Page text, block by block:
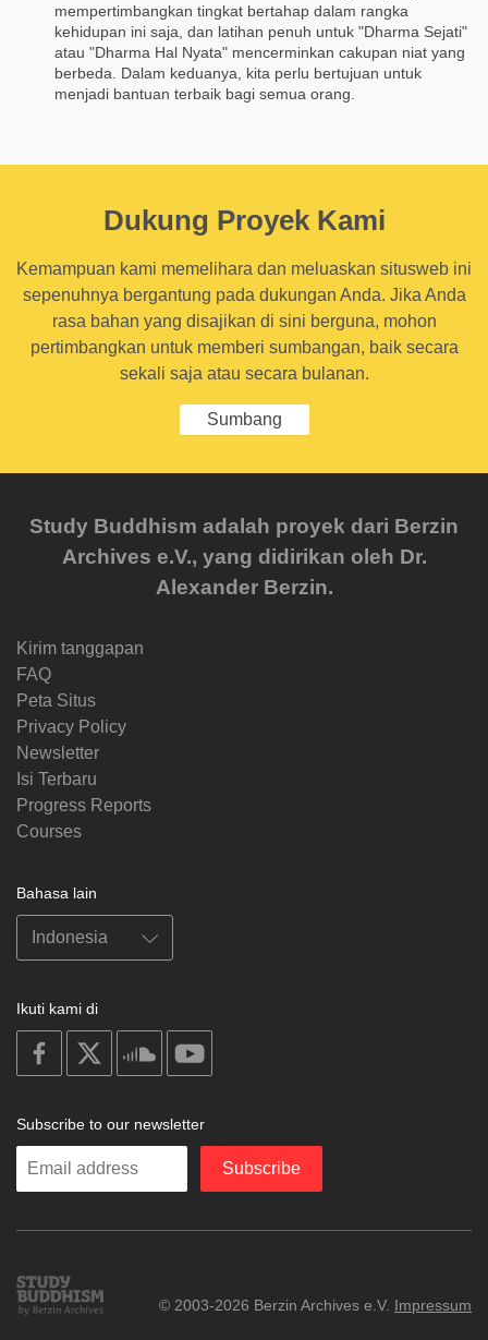
mempertimbangkan tingkat bertahap dalam rangka
kehidupan ini saja, dan latihan penuh untuk "Dharma Sejati"
atau "Dharma Hal Nyata" mencerminkan cakupan niat yang
berbeda. Dalam keduanya, kita perlu bertujuan untuk
menjadi bantuan terbaik bagi semua orang.
Dukung Proyek Kami
Kemampuan kami memelihara dan meluaskan situsweb ini
sepenuhnya bergantung pada dukungan Anda. Jika Anda
rasa bahan yang disajikan di sini berguna, mohon
pertimbangkan untuk memberi sumbangan, baik secara
sekali saja atau secara bulanan.
Sumbang
Study Buddhism adalah proyek dari Berzin
Archives e.V., yang didirikan oleh Dr.
Alexander Berzin.
Kirim tanggapan
FAQ
Peta Situs
Privacy Policy
Newsletter
Isi Terbaru
Progress Reports
Courses
Bahasa lain
Ikuti kami di
on
facebook
soundcloud
Subscribe to our newsletter
Enter
Subscribe
Study
Buddhism
© 2003-2026 Berzin Archives e.V. Impressum